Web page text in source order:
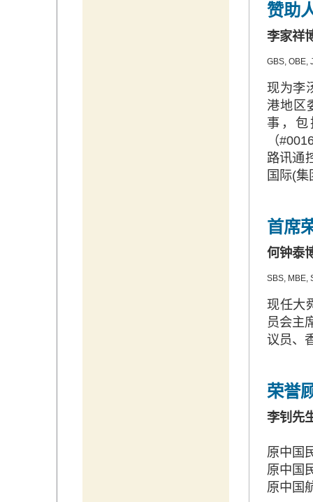
赞助
李家祥
GBS, OBE,
现为李
港地区
事，
（
路讯通
国际(
首席
何钟泰
SBS, MBE,
现任大
员会主
议员、
荣誉
李钊先
原中国
原中国
原中国